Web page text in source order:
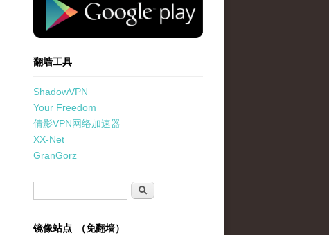
翻墙工具
ShadowVPN
Your Freedom
倩影VPN网络加速器
XX-Net
GranGorz
搜索
镜像站点 （免翻墙）